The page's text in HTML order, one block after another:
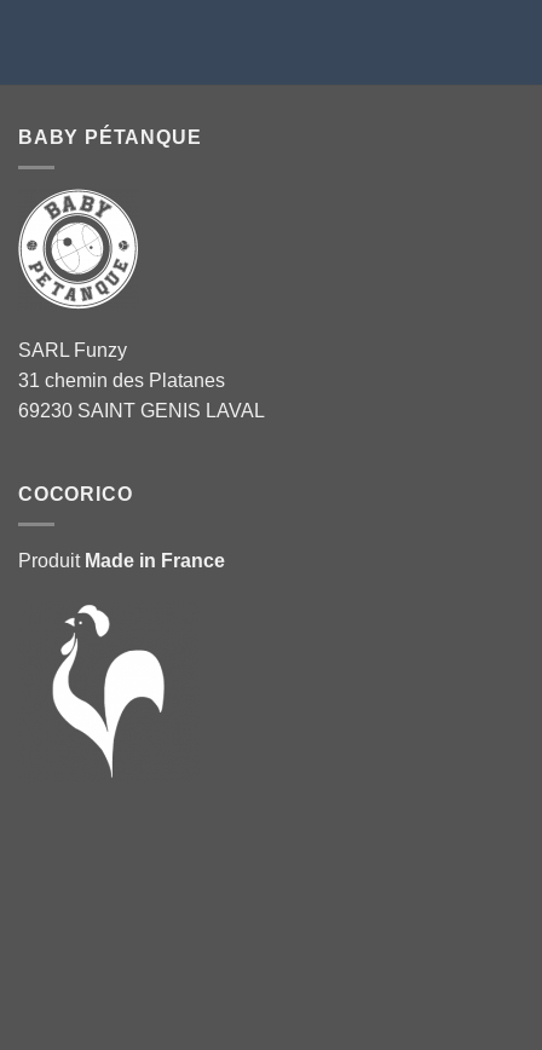
BABY PÉTANQUE
SARL Funzy
31 chemin des Platanes
69230 SAINT GENIS LAVAL
COCORICO
Produit Made in France